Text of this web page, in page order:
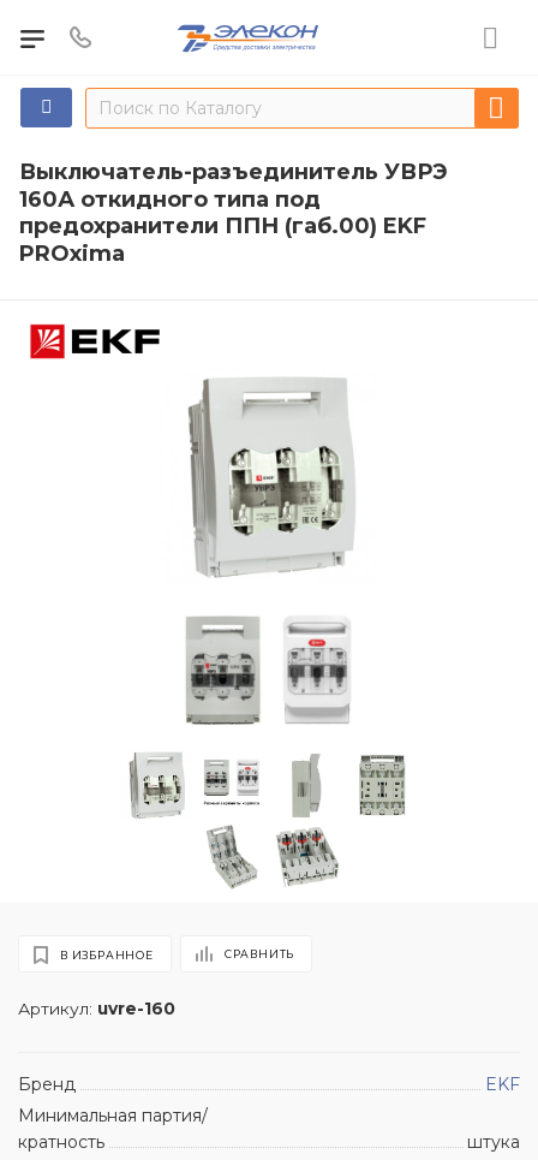
Выключатель-разъединитель УВРЭ
160А откидного типа под
предохранители ППН (габ.00) EKF
PROxima
Артикул: uvre-160
В ИЗБРАННОЕ СРАВНИТЬ
Бренд
EKF
Минимальная партия/
кратность
штука